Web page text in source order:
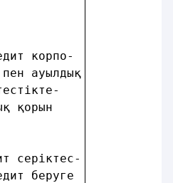
корпо-
ауылдық
қорын
серiктес-
бepyге